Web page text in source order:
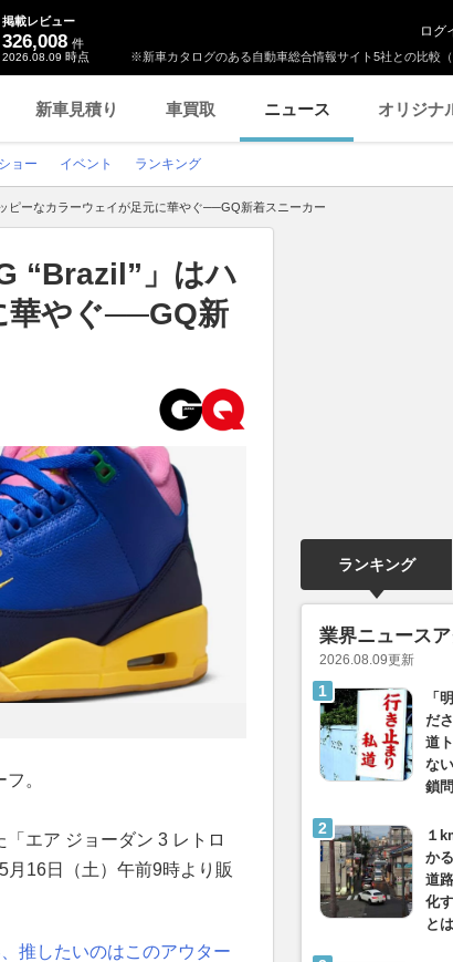
※新車カタログのある自動車総合情報サイト5社との比較（
掲載レビュー
326,008 件
2026.08.09 時点
ログ
新車見積り 車買取 ニュース オリジナ
ョー イベント ランキング
ピーなカラーウェイが足元に華やぐ──GQ新着スニーカー
“Brazil”」はハ
華やぐ──GQ新
。
エア ジョーダン 3 レトロ
月16日（土）午前9時より販
推したいのはこのアウター
ランキング
業界ニュース
2026.08.09更新
「
だ
道
な
鎖
１
か
道
化
とは